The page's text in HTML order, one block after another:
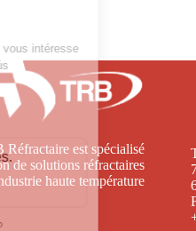
est spécialisé
de solutions réfractaires
haute température